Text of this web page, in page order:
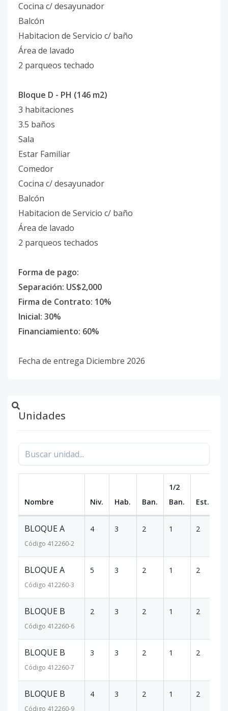
Cocina c/ desayunador
Balcón
Habitacion de Servicio c/ baño
Área de lavado
2 parqueos techado
Bloque D - PH (146 m2)
3 habitaciones
3.5 baños
Sala
Estar Familiar
Comedor
Cocina c/ desayunador
Balcón
Habitacion de Servicio c/ baño
Área de lavado
2 parqueos techados
Forma de pago:
Separación: US$2,000
Firma de Contrato: 10%
Inicial: 30%
Financiamiento: 60%
Fecha de entrega Diciembre 2026
Unidades
Nombre Niv. Hab. Ban.
1/2
Ban.
Est.
BLOQUE A
Código 412260-2
4 3 2 1 2
BLOQUE A
Código 412260-3
5 3 2 1 2
BLOQUE B
Código 412260-6
2 3 2 1 2
BLOQUE B
Código 412260-7
3 3 2 1 2
BLOQUE B
Código 412260-9
4 3 2 1 2